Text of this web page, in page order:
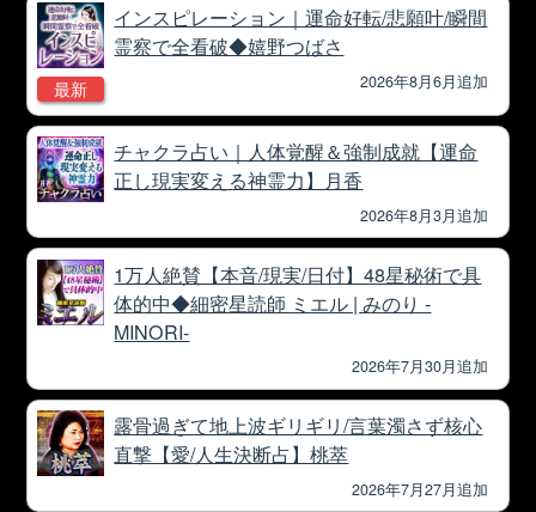
最新
インスピレーション｜運命好転/悲願叶/瞬間
霊察で全看破◆嬉野つばさ
2026年8月6月追加
チャクラ占い｜人体覚醒＆強制成就【運命
正し現実変える神霊力】月香
2026年8月3月追加
1万人絶賛【本音/現実/日付】48星秘術で具
体的中◆細密星読師 ミエル | みのり -
MINORI-
2026年7月30月追加
露骨過ぎて地上波ギリギリ/言葉濁さず核心
直撃【愛/人生決断占】桃萃
2026年7月27月追加